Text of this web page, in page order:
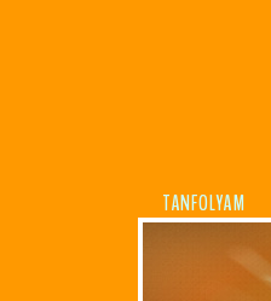
TANFOLYAM